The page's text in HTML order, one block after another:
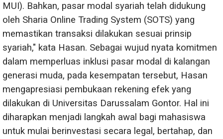
MUI). Bahkan, pasar modal syariah telah didukung
oleh Sharia Online Trading System (SOTS) yang
memastikan transaksi dilakukan sesuai prinsip
syariah," kata Hasan. Sebagai wujud nyata komitmen
dalam memperluas inklusi pasar modal di kalangan
generasi muda, pada kesempatan tersebut, Hasan
mengapresiasi pembukaan rekening efek yang
dilakukan di Universitas Darussalam Gontor. Hal ini
diharapkan menjadi langkah awal bagi mahasiswa
untuk mulai berinvestasi secara legal, bertahap, dan